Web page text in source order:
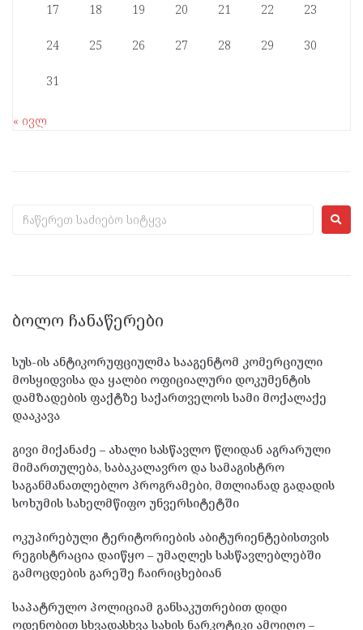
17 18 19 20 21 22 23
24 25 26 27 28 29 30
31
« ივლ
ᲑᲝᲚᲝ ᲩᲐᲜᲐᲬᲔᲠᲔᲑᲘ
სუს-ის ანტიკორუფციულმა სააგენტომ კომერციული
მოსყიდვისა და ყალბი ოფიციალური დოკუმენტის
დამზადების ფაქტზე საქართველოს სამი მოქალაქე
დააკავა
გივი მიქანაძე – ახალი სასწავლო წლიდან აგრარული
მიმართულება, საბაკალავრო და სამაგისტრო
საგანმანათლებლო პროგრამები, მთლიანად გადადის
სოხუმის სახელმწიფო უნვერსიტეტში
ოკუპირებული ტერიტორიების აბიტურიენტებისთვის
რეგისტრაცია დაიწყო – უმაღლეს სასწავლებლებში
გამოცდების გარეშე ჩაირიცხებიან
საპატრულო პოლიციამ განსაკუთრებით დიდი
ოდენობით სხვადასხვა სახის ნარკოტიკი ამოიღო –